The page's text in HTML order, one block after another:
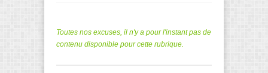
Toutes nos excuses, il n'y a pour l'instant pas de
contenu disponible pour cette rubrique.